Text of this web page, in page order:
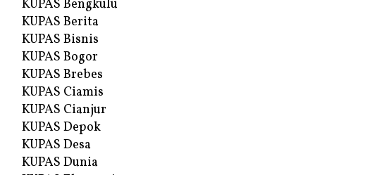
KUPAS Bengkulu
KUPAS Berita
KUPAS Bisnis
KUPAS Bogor
KUPAS Brebes
KUPAS Ciamis
KUPAS Cianjur
KUPAS Depok
KUPAS Desa
KUPAS Dunia